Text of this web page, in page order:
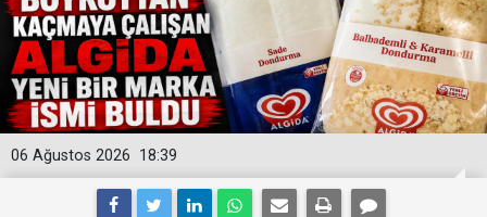
18:39
06 Ağustos 2026